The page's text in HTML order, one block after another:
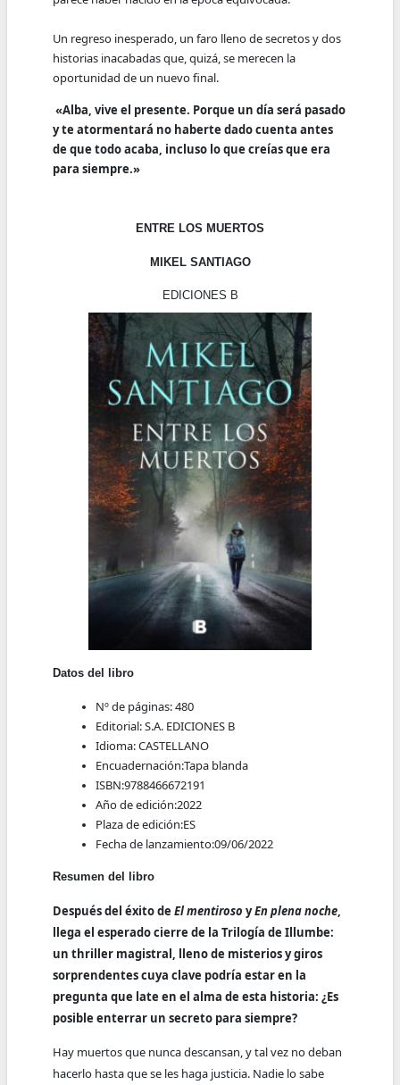
Un regreso inesperado, un faro lleno de secretos y dos
historias inacabadas que, quizá, se merecen la
oportunidad de un nuevo final.
«Alba, vive el presente. Porque un día será pasado
y te atormentará no haberte dado cuenta antes
de que todo acaba, incluso lo que creías que era
para siempre.»
ENTRE LOS MUERTOS
MIKEL SANTIAGO
EDICIONES B
Datos del libro
Nº de páginas:480
Editorial:S.A. EDICIONES B
Idioma:CASTELLANO
Encuadernación:Tapa blanda
ISBN:9788466672191
Año de edición:2022
Plaza de edición:ES
Fecha de lanzamiento:09/06/2022
Resumen del libro
Después del éxito deEl mentiroso yEn plena noche
llega el esperado cierre de la Trilogía de Illumbe:
un thriller magistral, lleno de misterios y giros
sorprendentes cuya clave podría estar en la
pregunta que late en el alma de esta historia: ¿Es
posible enterrar un secreto para siempre?
Hay muertos que nunca descansan, y tal vez no deban
hacerlo hasta que se les haga justicia. Nadie lo sabe